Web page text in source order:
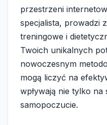
przestrzeni
specjalista, prowadzi
treningowe i
Twoich unikalnych
nowoczesnym
mogą liczyć na
wpływają nie tylko
samopoczucie.